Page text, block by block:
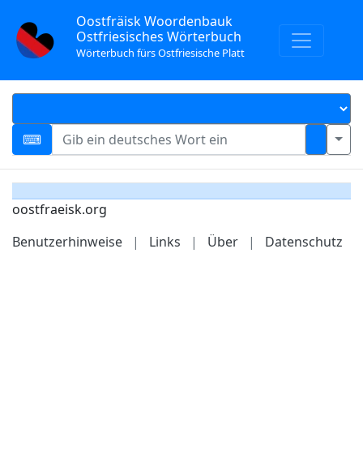
Oostfräisk Woordenbauk
Ostfriesisches Wörterbuch
Wörterbuch fürs Ostfriesische Platt
oostfraeisk.org
Benutzerhinweise
| Links | Über | Datenschutz